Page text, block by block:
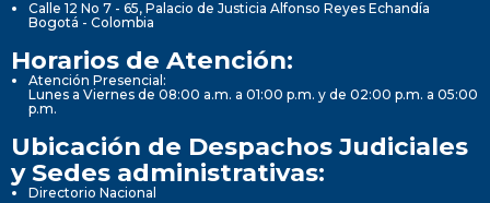
Calle 12 No 7 - 65, Palacio de Justicia Alfonso Reyes Echandía
Bogotá - Colombia
Horarios de Atención:
Atención Presencial:
Lunes a Viernes de 08:00 a.m. a 01:00 p.m. y de 02:00 p.m. a 05:00
p.m.
Ubicación de Despachos Judiciales
y Sedes administrativas:
Directorio Nacional